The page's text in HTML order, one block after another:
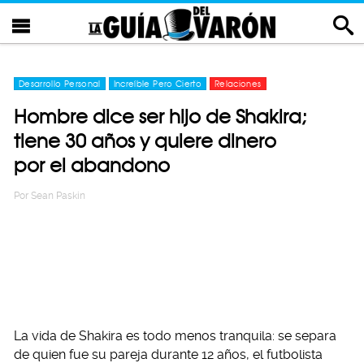
Desarrollo Personal Increíble Pero Cierto Relaciones
Hombre dice ser hijo de Shakira;
tiene 30 años y quiere dinero
por el abandono
Por Sean Paskin
La vida de Shakira es todo menos tranquila: se separa
de quien fue su pareja durante 12 años, el futbolista